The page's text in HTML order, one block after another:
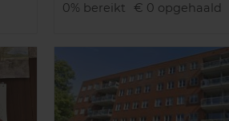
0% bereikt € 0 opgehaald